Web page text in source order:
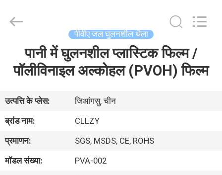
हमारे
बारे
Materials
पीवीए जल घुलनशील थैला
पानी में घुलनशील प्लास्टिक फिल्म /
पॉलीविनाइल अल्कोहल (PVOH) फिल्म
उत्पत्ति के प्लेस:
जिआंगसु, चीन
ब्रांड नाम:
CLLZY
प्रमाणन:
SGS, MSDS, CE, ROHS
मॉडल संख्या:
PVA-002